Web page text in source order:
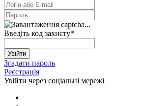
Введіть код захисту*
Увійти
Згадати пароль
Реєстрація
Увійти через соціальні мережі